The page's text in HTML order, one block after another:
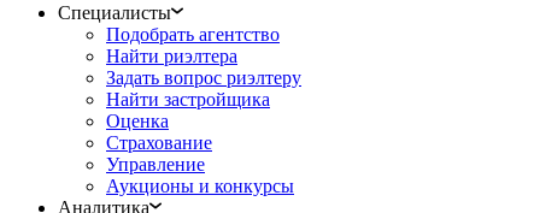
Специалисты
Подобрать агентство
Найти риэлтера
Задать вопрос риэлтеру
Найти застройщика
Оценка
Страхование
Управление
Аукционы и конкурсы
Аналитика